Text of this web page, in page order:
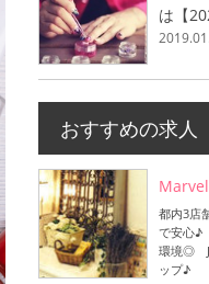
は【
おすすめの求人
都内3店
で安心♪
環境◎
ップ♪